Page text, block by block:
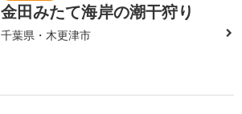
金田みたて海岸の潮干狩り
千葉県・木更津市